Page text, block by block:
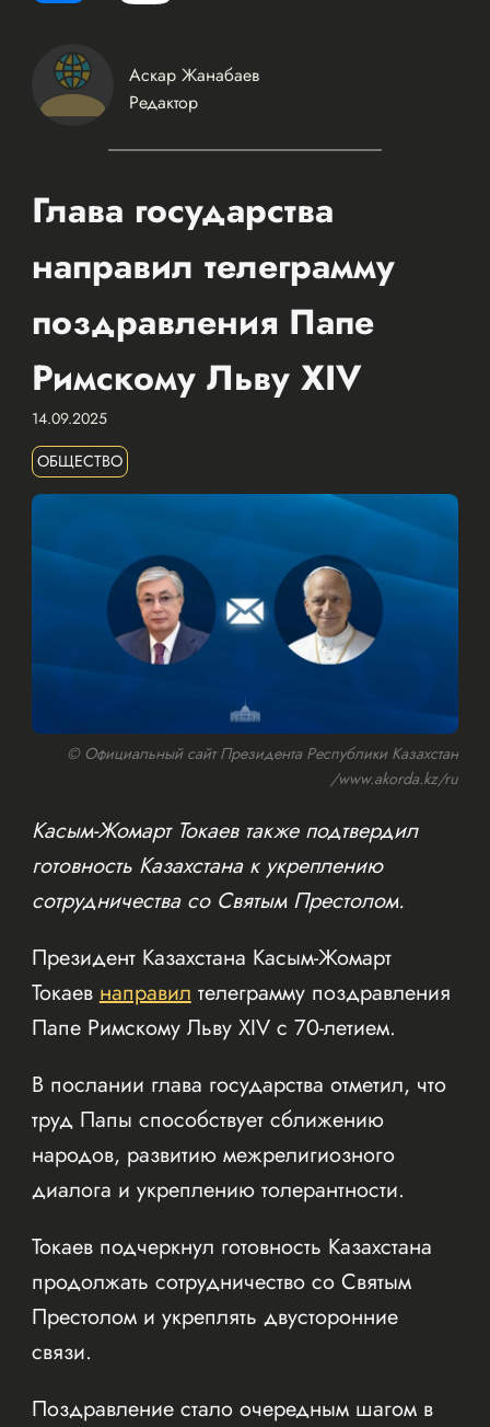
Аскар Жанабаев
Редактор
Глава государства
направил телеграмму
поздравления Папе
Римскому Льву XIV
14.09.2025
ОБЩЕСТВО
© Официальный сайт Президента Республики Казахстан
/www.akorda.kz/ru
Касым-Жомарт Токаев также подтвердил
готовность Казахстана к укреплению
сотрудничества со Святым Престолом.
Президент Казахстана Касым-Жомарт
Токаевнаправилтелеграмму поздравления
Папе Римскому Льву XIV с 70-летием.
В послании глава государства отметил, что
труд Папы способствует сближению
народов, развитию межрелигиозного
диалога и укреплению толерантности.
Токаев подчеркнул готовность Казахстана
продолжать сотрудничество со Святым
Престолом и укреплять двусторонние
связи.
Поздравление стало очередным шагом в